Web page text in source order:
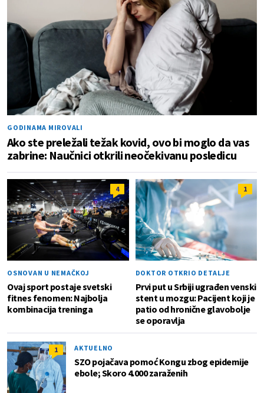
GODINAMA MIROVALI
Ako ste preležali težak kovid, ovo bi moglo da vas
zabrine: Naučnici otkrili neočekivanu posledicu
4
OSNOVAN U NEMAČKOJ
Ovaj sport postaje svetski
fitnes fenomen: Najbolja
kombinacija treninga
1
DOKTOR OTKRIO DETALJE
Prvi put u Srbiji ugrađen venski
stent u mozgu: Pacijent koji je
patio od hronične glavobolje
se oporavlja
1 AKTUELNO
SZO pojačava pomoć Kongu zbog epidemije
ebole; Skoro 4.000 zaraženih